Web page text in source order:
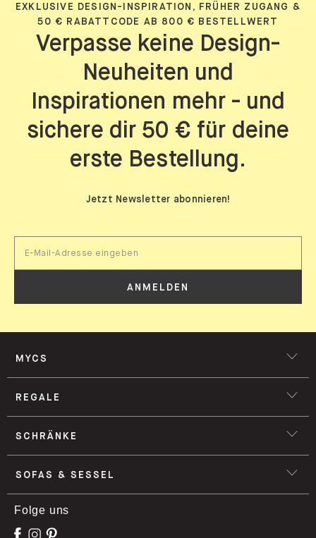
EXKLUSIVE DESIGN-INSPIRATION, FRÜHER ZUGANG &
50 € RABATTCODE AB 800 € BESTELLWERT
Verpasse keine Design-
Neuheiten und
Inspirationen mehr - und
sichere dir 50 € für deine
erste Bestellung.
Jetzt Newsletter abonnieren!
ANMELDEN
MYCS
REGALE
SCHRÄNKE
SOFAS & SESSEL
Folge uns